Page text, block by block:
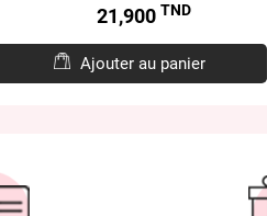
Prix21,900 TND
Ajouter au panier